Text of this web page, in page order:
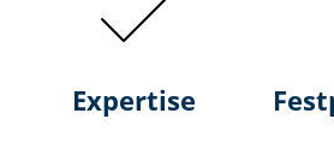
Expertise